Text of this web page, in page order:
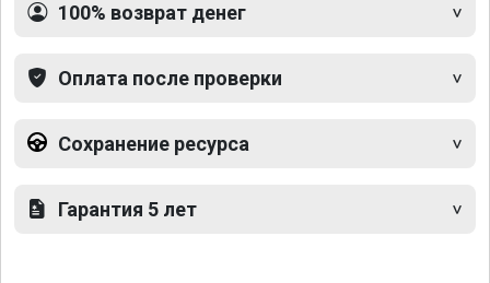
100% возврат денег
Оплата после проверки
Сохранение ресурса
Гарантия 5 лет